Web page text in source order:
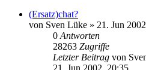
(Ersatz)chat?
von Sven Lüke » 21. Jun
0 Antworten
28263 Zugriffe
Letzter Beitrag von